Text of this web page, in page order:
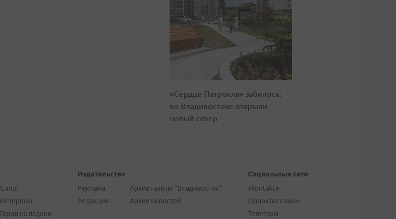
«Сердце Патрокла» забилось:
во Владивостоке открыли
новый сквер
Спорт
Интервью
Город на ладони
Издательство
Реклама
Редакция
Архив газеты "Владивосток"
Архив новостей
Социальные сети
vkontakte
Одноклассники
Телеграм